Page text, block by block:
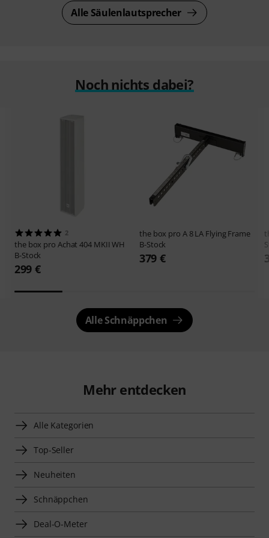
Alle Säulenlautsprecher
Noch nichts dabei?
2
the box pro Achat 404 MKII WH
B-Stock
299 €
the box pro A 8 LA Flying Frame
B-Stock
379 €
Alle Schnäppchen
Mehr entdecken
Alle Kategorien
Top-Seller
Neuheiten
Schnäppchen
Deal-O-Meter